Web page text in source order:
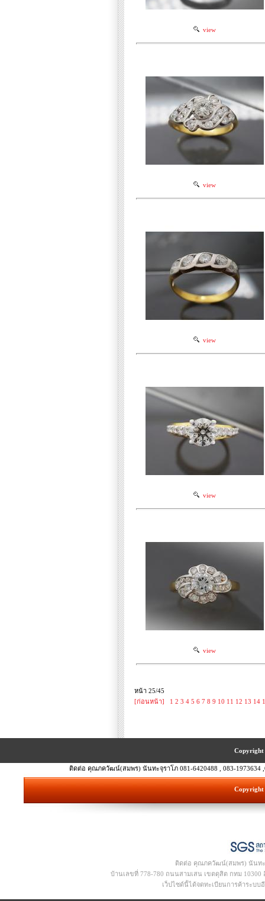
view
view
view
view
view
หน้า 25/45
[ก่อนหน้า]
1 2 3 4 5 6 7 8 9 10 11 12 13 14
Copyright
ติดต่อ คุณภควัฒน์(สมพร) นันทะจุราโภ 081-6420488 , 083-1973634
Copyright
ติดต่อ คุณภควัฒน์(สมพร) นันทะจุ
บ้านเลขที่ 778-780 ถนนสามเสน เขตดุสิต กทม 10300 อี
เว็ปไซด์นี้ได้จดทะเบียนการค้าระบบ